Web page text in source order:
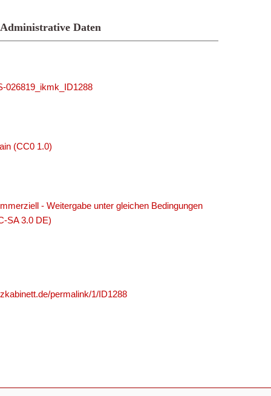
Administrative Daten
026819_ikmk_ID1288
(CC0 1.0)
- Weitergabe unter gleichen Bedingungen
SA 3.0 DE)
permalink/1/ID1288